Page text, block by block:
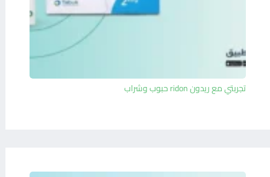
تجربتي مع ريدون ridon حبوب وشراب